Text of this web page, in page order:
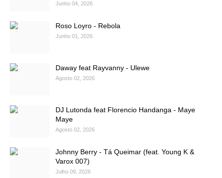
Junho 04, 2026
Roso Loyro - Rebola
Junho 01, 2026
Daway feat Rayvanny - Ulewe
Agosto 02, 2026
DJ Lutonda feat Florencio Handanga - Maye
Maye
Agosto 02, 2026
Johnny Berry - Tá Queimar (feat. Young K &
Varox 007)
Julho 09, 2026